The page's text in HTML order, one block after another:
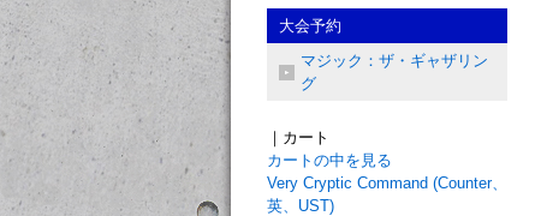
大会予約
マジック：ザ・ギャザリン
グ
｜カート
カートの中を見る
Very Cryptic Command (Counter、
英、UST)